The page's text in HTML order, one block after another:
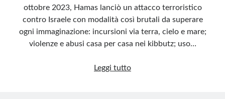
ottobre 2023, Hamas lanciò un attacco terroristico
contro Israele con modalità così brutali da superare
ogni immaginazione: incursioni via terra, cielo e mare;
violenze e abusi casa per casa nei kibbutz; uso…
Leggi tuttoUn